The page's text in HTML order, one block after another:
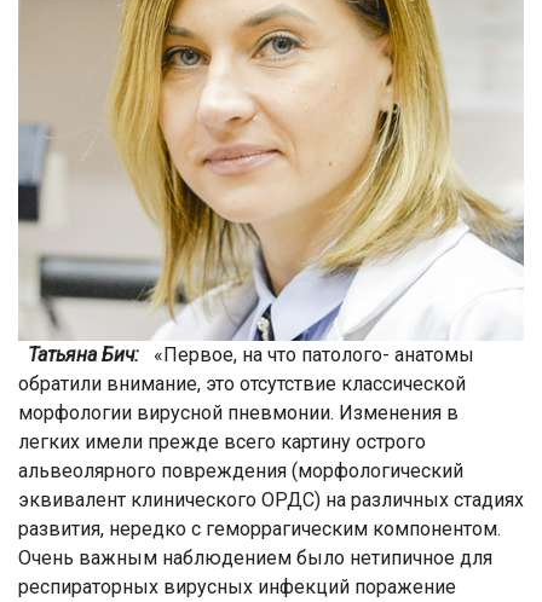
Татьяна Бич: «Первое, на что патолого- анатомы
обратили внимание, это отсутствие классической
морфологии вирусной пневмонии. Изменения в
легких имели прежде всего картину острого
альвеолярного повреждения (морфологический
эквивалент клинического ОРДС) на различных стадиях
развития, нередко с геморрагическим компонентом.
Очень важным наблюдением было нетипичное для
респираторных вирусных инфекций поражение